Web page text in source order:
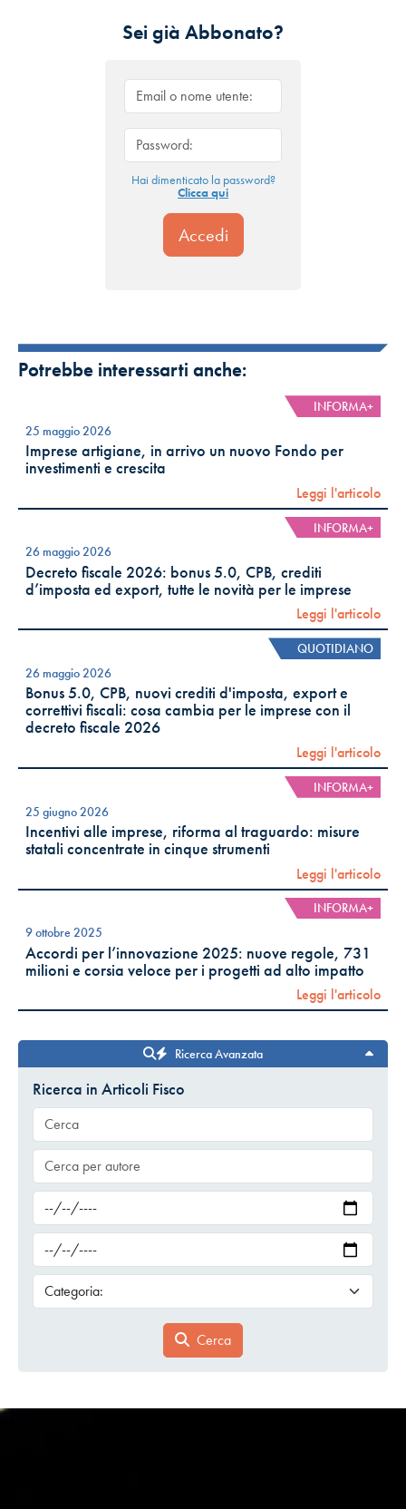
Sei già Abbonato?
Hai dimenticato la password?
Clicca qui
Potrebbe interessarti anche:
INFORMA+
25 maggio 2026
Imprese artigiane, in arrivo un nuovo Fondo per
investimenti e crescita
Leggi l'articolo
INFORMA+
26 maggio 2026
Decreto fiscale 2026: bonus 5.0, CPB, crediti
d’imposta ed export, tutte le novità per le imprese
Leggi l'articolo
QUOTIDIANO
26 maggio 2026
Bonus 5.0, CPB, nuovi crediti d'imposta, export e
correttivi fiscali: cosa cambia per le imprese con il
decreto fiscale 2026
Leggi l'articolo
INFORMA+
25 giugno 2026
Incentivi alle imprese, riforma al traguardo: misure
statali concentrate in cinque strumenti
Leggi l'articolo
INFORMA+
9 ottobre 2025
Accordi per l’innovazione 2025: nuove regole, 731
milioni e corsia veloce per i progetti ad alto impatto
Leggi l'articolo
Ricerca Avanzata
Ricerca in Articoli Fisco
Cerca